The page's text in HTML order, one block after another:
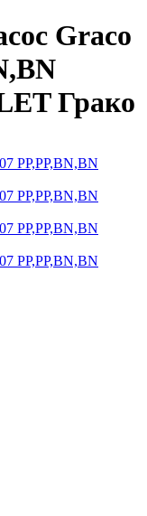
Graco
Грако